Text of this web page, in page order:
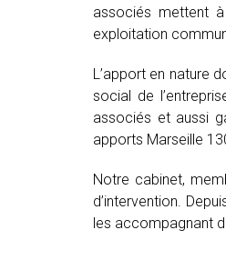
associés mettent
exploitation
L’apport en nature
social de
associés et aussi
apports Marseille
Notre cabinet,
d’intervention.
les accompagnant